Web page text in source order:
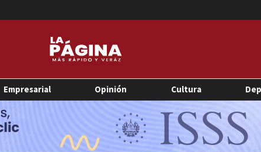
Empresarial Opinión Cultura